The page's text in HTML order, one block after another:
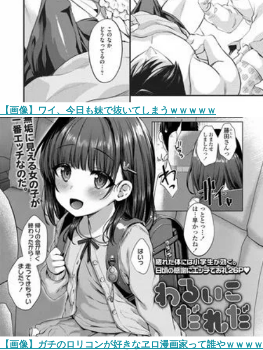
【画像】ワイ、今日も妹で抜いてしまうｗｗｗｗｗ
【画像】ガチのロリコンが好きなヱロ漫画家って誰やｗｗｗｗ